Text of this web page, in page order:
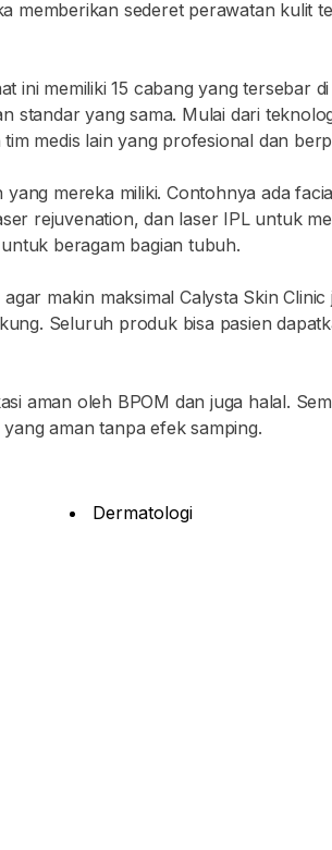
memberikan sederet perawatan kulit
ini memiliki 15 cabang yang tersebar
standar yang sama. Mulai dari
medis lain yang profesional dan
mereka miliki. Contohnya ada
rejuvenation, dan laser IPL untuk
beragam bagian tubuh.
makin maksimal Calysta Skin Clinic
Seluruh produk bisa pasien
aman oleh BPOM dan juga halal.
aman tanpa efek samping.
Dermatologi